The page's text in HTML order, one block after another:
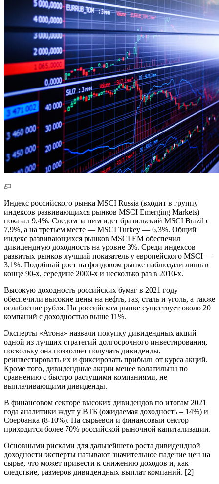
Индекс российского рынка MSCI Russia (входит в группу
индексов развивающихся рынков MSCI Emerging Markets)
показал 9,4%. Следом за ним идет бразильский MSCI Brazil с
7,9%, а на третьем месте — MSCI Turkey — 6,3%. Общий
индекс развивающихся рынков MSCI EM обеспечил
дивидендную доходность на уровне 3%. Среди индексов
развитых рынков лучший показатель у европейского MSCI —
3,1%. Подобный рост на фондовом рынке наблюдали лишь в
конце 90-х, середине 2000-х и несколько раз в 2010-х.
Высокую доходность российских бумаг в 2021 году
обеспечили высокие цены на нефть, газ, сталь и уголь, а также
ослабление рубля. На российском рынке существует около 20
компаний с доходностью выше 11%.
Эксперты «Атона» назвали покупку дивидендных акций
одной из лучших стратегий долгосрочного инвестирования,
поскольку она позволяет получать дивиденды,
реинвестировать их и фиксировать прибыль от курса акций.
Кроме того, дивидендные акции менее волатильны по
сравнению с быстро растущими компаниями, не
выплачивающими дивиденды.
В финансовом секторе высоких дивидендов по итогам 2021
года аналитики ждут у ВТБ (ожидаемая доходность – 14%) и
Сбербанка (8-10%). На сырьевой и финансовый сектор
приходится более 70% российской рыночной капитализации.
Основными рисками для дальнейшего роста дивидендной
доходности эксперты называют значительное падение цен на
сырье, что может привести к снижению доходов и, как
следствие, размеров дивидендных выплат компаний. [2]